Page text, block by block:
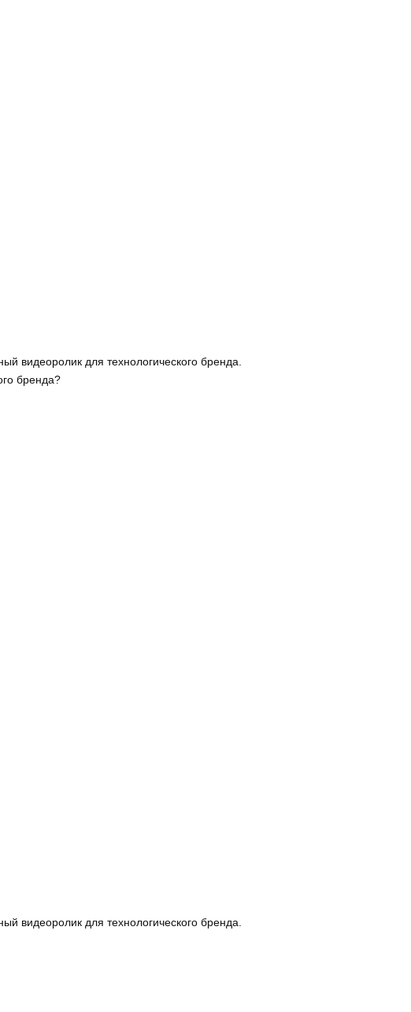
видеоролик для технологического бренда.
бренда?
видеоролик для технологического бренда.